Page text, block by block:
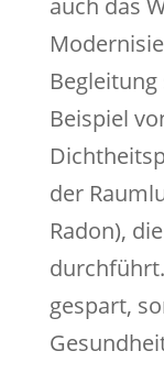
Beispiel
der
Radon),
gespart,